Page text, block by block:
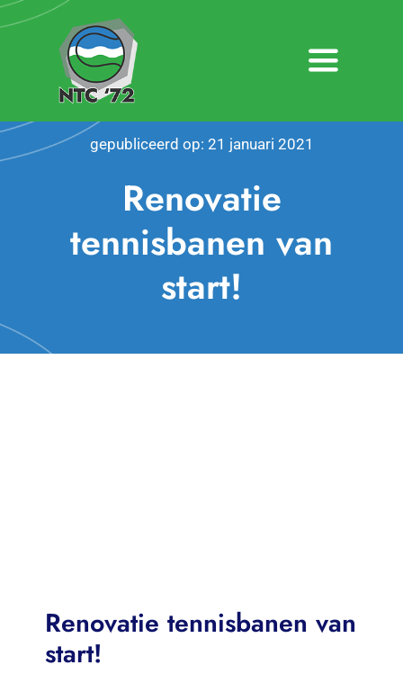
Ga
naar
Toggle
Home
gepubliceerd op: 21 januari 2021
Renovatie
tennisbanen van
start!
Renovatie tennisbanen van
start!